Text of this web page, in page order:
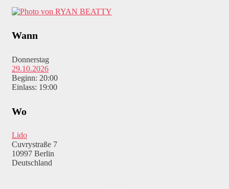
Wann
Donnerstag
29.10.2026
Beginn: 20:00
Einlass: 19:00
Wo
Lido
Cuvrystraße 7
10997 Berlin
Deutschland